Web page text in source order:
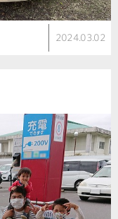
2024.03.02